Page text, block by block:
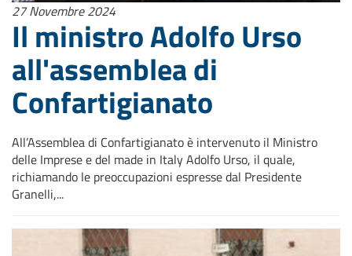
27 Novembre 2024
Il ministro Adolfo Urso
all'assemblea di
Confartigianato
All’Assemblea di Confartigianato è intervenuto il Ministro
delle Imprese e del made in Italy Adolfo Urso, il quale,
richiamando le preoccupazioni espresse dal Presidente
Granelli,...